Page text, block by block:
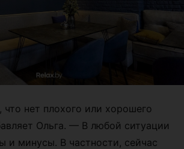
нет плохого или хорошего
Ольга. — В любой ситуации
и минусы. В частности, сейчас